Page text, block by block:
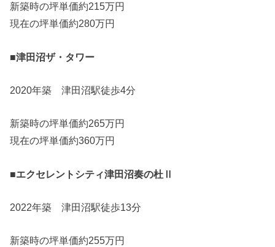
新築時の坪単価約215万円
現在の坪単価約280万円
■津田沼ザ・タワー
2020年築 津田沼駅徒歩4分
新築時の坪単価約265万円
現在の坪単価約360万円
■エクセレントシティ津田沼奏の杜Ⅱ
2022年築 津田沼駅徒歩13分
新築時の坪単価約255万円